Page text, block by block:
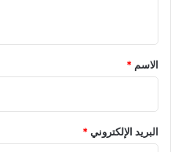
*
الاسم *
البريد الإلكتروني*